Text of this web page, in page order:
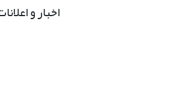
اخبار و